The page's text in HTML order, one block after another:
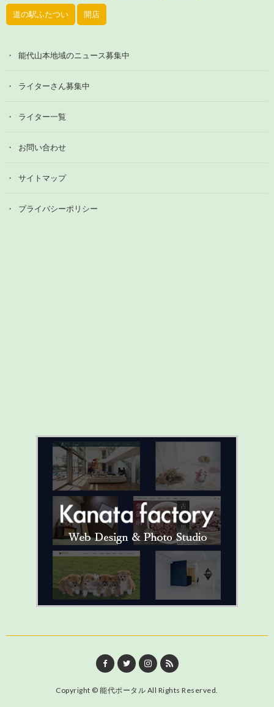
道の駅ふたつい 開店
能代山本地域のニュース募集中
ライターさん募集中
ライター一覧
お問い合わせ
サイトマップ
プライバシーポリシー
Copyright ©能代ポータル All Rights Reserved.